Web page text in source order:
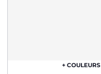
+ COULEURS